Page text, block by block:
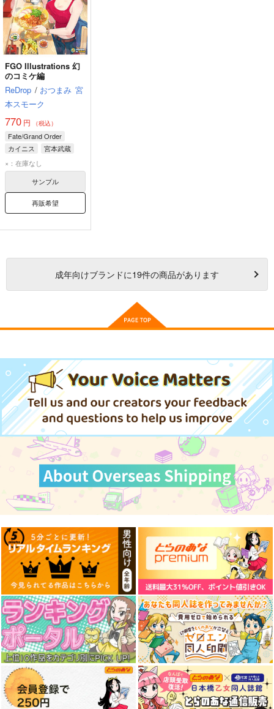
FGO Illustrations 幻
のコミケ編
ReDrop / おつまみ 宮
本スモーク
770 円 （税込）
Fate/Grand Order
カイニス
宮本武蔵
モードレッド
×：在庫なし
サンプル
再販希望
成年向けブランドに19件の商品があります